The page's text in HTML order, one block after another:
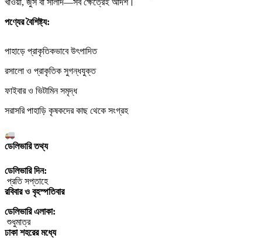
খাওয়া, জুস বা সালাদ—সব ক্ষেত্রেই আদর্শ।
পণ্যের বৈশিষ্ট্য:
পাহাড়ে প্রাকৃতিকভাবে উৎপাদিত
রসালো ও প্রাকৃতিক সুগন্ধযুক্ত
ফাইবার ও ভিটামিন সমৃদ্ধ
সরাসরি পাহাড়ি কৃষকদের কাছ থেকে সংগ্রহ
ডেলিভারি তথ্য
ডেলিভারি দিন:
প্রতি সপ্তাহে
রবিবার ও বৃহস্পতিবার
ডেলিভারি এলাকা:
শুধুমাত্র
ঢাকা শহরের মধ্যে